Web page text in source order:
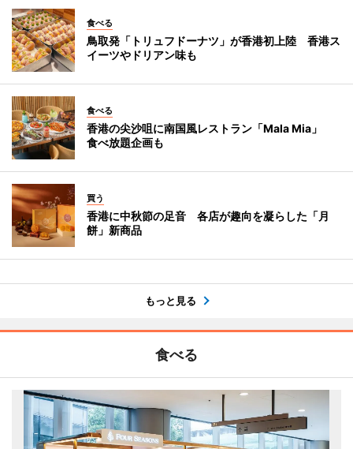
食べる
鳥取発「トリュフドーナツ」が香港初上陸 香港ス
イーツやドリアン味も
食べる
香港の尖沙咀に南国風レストラン「Mala Mia」
食べ放題企画も
買う
香港に中秋節の足音 各店が趣向を凝らした「月
餅」新商品
もっと見る
食べる